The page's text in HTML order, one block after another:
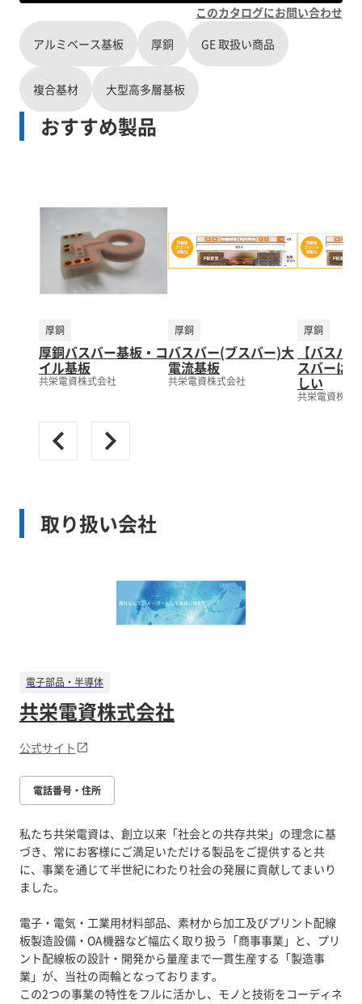
このカタログにお問い合わせ
アルミベース基板
厚銅 GE 取扱い商品
複合基材 大型高多層基板
おすすめ製品
厚銅
厚銅バスバー基板・コ
イル基板
共栄電資株式会社
厚銅
バスバー(ブスバー)大
電流基板
共栄電資株式会社
厚銅
【バスバ
スバーは
しい
共栄電資株式
取り扱い会社
電子部品・半導体
共栄電資株式会社
公式サイト
電話番号・住所
私たち共栄電資は、創立以来「社会との共存共栄」の理念に基
づき、常にお客様にご満足いただける製品をご提供すると共
に、事業を通じて半世紀にわたり社会の発展に貢献してまいり
ました。
電子・電気・工業用材料部品、素材から加工及びプリント配線
板製造設備・OA機器など幅広く取り扱う「商事事業」と、プリ
ント配線板の設計・開発から量産まで一貫生産する「製造事
業」が、当社の両輪となっております。
この2つの事業の特性をフルに活かし、モノと技術をコーディネ